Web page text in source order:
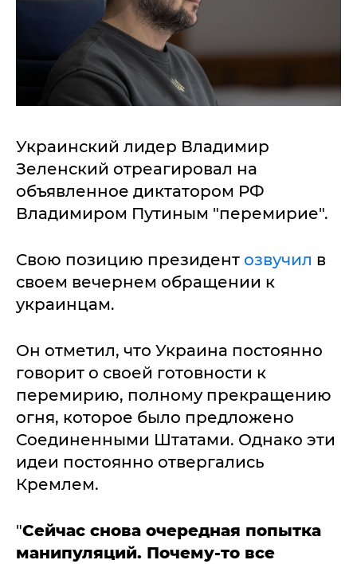
Украинский лидер Владимир
Зеленский отреагировал на
объявленное диктатором РФ
Владимиром Путиным "перемирие".
Свою позицию президент озвучил в
своем вечернем обращении к
украинцам.
Он отметил, что Украина постоянно
говорит о своей готовности к
перемирию, полному прекращению
огня, которое было предложено
Соединенными Штатами. Однако эти
идеи постоянно отвергались
Кремлем.
"Сейчас снова очередная попытка
манипуляций. Почему-то все